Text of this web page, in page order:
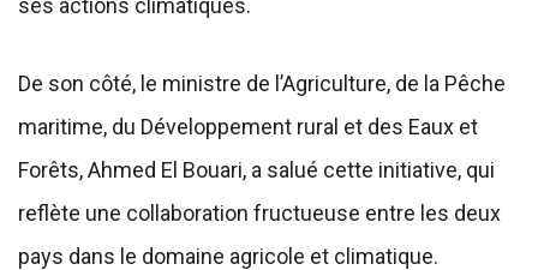
ses actions climatiques.
De son côté, le ministre de l’Agriculture, de la Pêche
maritime, du Développement rural et des Eaux et
Forêts, Ahmed El Bouari, a salué cette initiative, qui
reflète une collaboration fructueuse entre les deux
pays dans le domaine agricole et climatique.